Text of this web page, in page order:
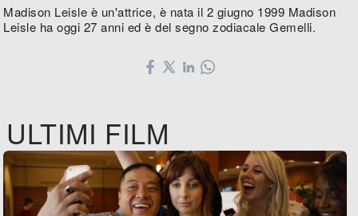
Madison Leisle è un'attrice, è nata il 2 giugno 1999 Madison
Leisle ha oggi 27 anni ed è del segno zodiacale Gemelli.
ULTIMI FILM